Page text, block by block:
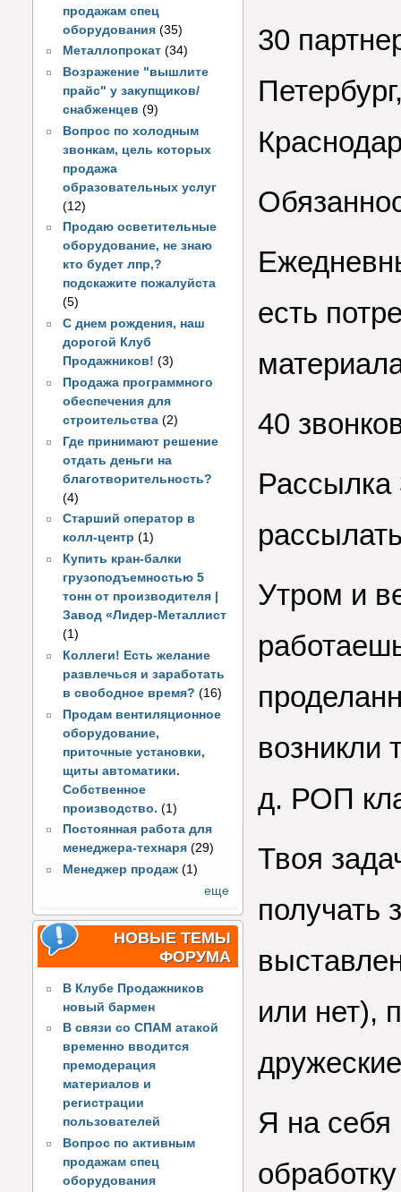
продажам спец
оборудования (35)
Металлопрокат (34)
Возражение "вышлите
прайс" у закупщиков/
снабженцев (9)
Вопрос по холодным
звонкам, цель которых
продажа
образовательных услуг
(12)
Продаю осветительные
оборудование, не знаю
кто будет лпр,?
подскажите пожалуйста
(5)
С днем рождения, наш
дорогой Клуб
Продажников! (3)
Продажа программного
обеспечения для
строительства (2)
Где принимают решение
отдать деньги на
благотворительность?
(4)
Старший оператор в
колл-центр (1)
Купить кран-балки
грузоподъемностью 5
тонн от производителя |
Завод «Лидер-Металлист
(1)
Коллеги! Есть желание
развлечься и заработать
в свободное время? (16)
Продам вентиляционное
оборудование,
приточные установки,
щиты автоматики.
Собственное
производство. (1)
Постоянная работа для
менеджера-технаря (29)
Менеджер продаж (1)
еще
НОВЫЕ ТЕМЫ
ФОРУМА
В Клубе Продажников
новый бармен
В связи со СПАМ атакой
временно вводится
премодерация
материалов и
регистрации
пользователей
Вопрос по активным
продажам спец
оборудования
30
есть
40
Рассылка
Утром и
возникли
д. РОП
Твоя
получать
или нет),
Я на себя